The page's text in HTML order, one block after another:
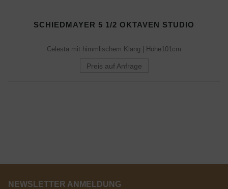
SCHIEDMAYER 5 1/2 OKTAVEN STUDIO
Celesta mit himmlischem Klang | Höhe101cm
Preis auf Anfrage
NEWSLETTER ANMELDUNG